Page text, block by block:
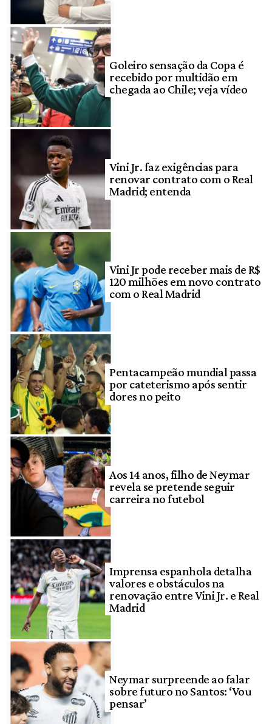
Goleiro sensação da Copa é
recebido por multidão em
chegada ao Chile; veja vídeo
Vini Jr. faz exigências para
renovar contrato com o Real
Madrid; entenda
Vini Jr pode receber mais de R$
120 milhões em novo contrato
com o Real Madrid
Pentacampeão mundial passa
por cateterismo após sentir
dores no peito
Aos 14 anos, filho de Neymar
revela se pretende seguir
carreira no futebol
Imprensa espanhola detalha
valores e obstáculos na
renovação entre Vini Jr. e Real
Madrid
Neymar surpreende ao falar
sobre futuro no Santos: ‘Vou
pensar’